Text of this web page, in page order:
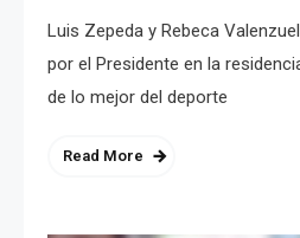
Luis Zepeda y Rebeca
por el Presidente en la
de lo mejor del deporte
Read More